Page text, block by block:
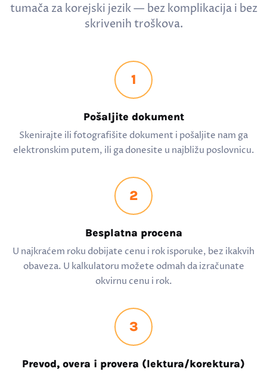
tumača za korejski jezik — bez komplikacija i bez
skrivenih troškova.
1
Pošaljite dokument
Skenirajte ili fotografišite dokument i pošaljite nam ga
elektronskim putem, ili ga donesite u najbližu poslovnicu.
2
Besplatna procena
U najkraćem roku dobijate cenu i rok isporuke, bez ikakvih
obaveza. U kalkulatoru možete odmah da izračunate
okvirnu cenu i rok.
3
Prevod, overa i provera (lektura/korektura)